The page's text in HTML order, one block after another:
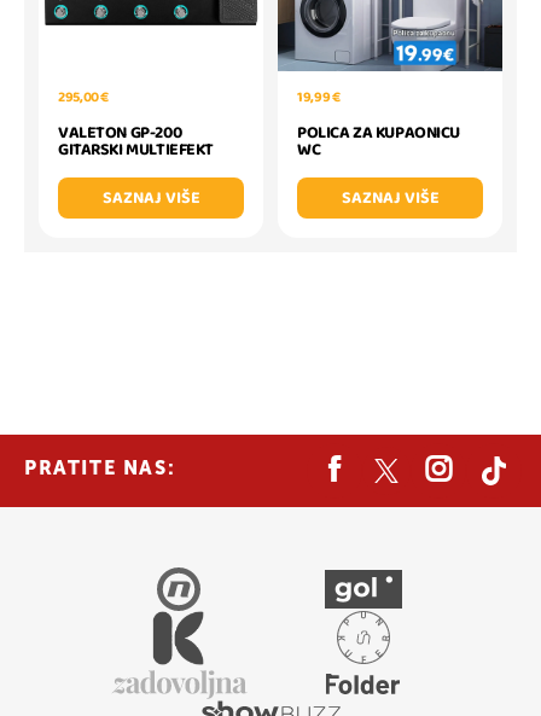
295,00 €
VALETON GP-200
GITARSKI MULTIEFEKT
SAZNAJ VIŠE
19,99 €
POLICA ZA KUPAONICU
WC
SAZNAJ VIŠE
PRATITE NAS: